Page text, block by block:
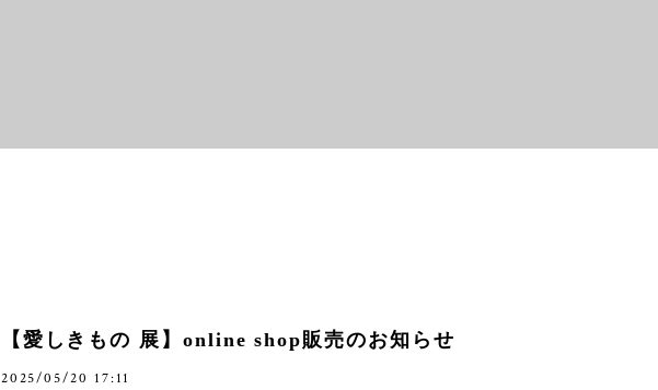
【愛しきもの 展】online shop販売のお知らせ
2025/05/20 17:11